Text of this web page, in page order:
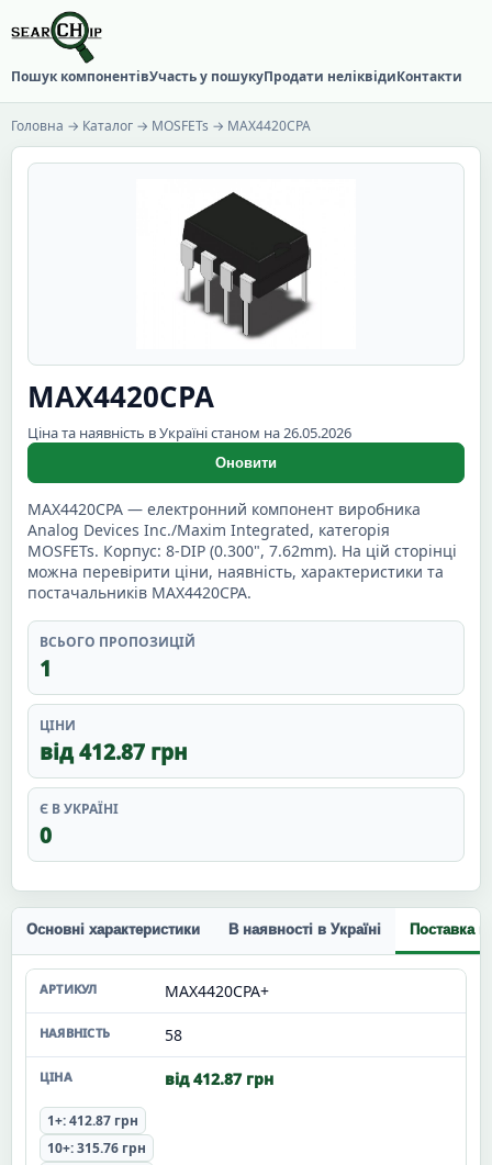
Пошук компонентівУчасть у пошукуПродати неліквідиКонтакти
Головна → Каталог → MOSFETs → MAX4420CPA
MAX4420CPA
Ціна та наявність в Україні станом на 26.05.2026
Оновити
MAX4420CPA — електронний компонент виробника
Analog Devices Inc./Maxim Integrated, категорія
MOSFETs. Корпус: 8-DIP (0.300", 7.62mm). На цій сторінці
можна перевірити ціни, наявність, характеристики та
постачальників MAX4420CPA.
ВСЬОГО ПРОПОЗИЦІЙ
1
ЦІНИ
від 412.87 грн
Є В УКРАЇНІ
0
Основні характеристики В наявності в Україні Поставка
MAX4420CPA+
58
від 412.87 грн
1+: 412.87 грн
10+: 315.76 грн